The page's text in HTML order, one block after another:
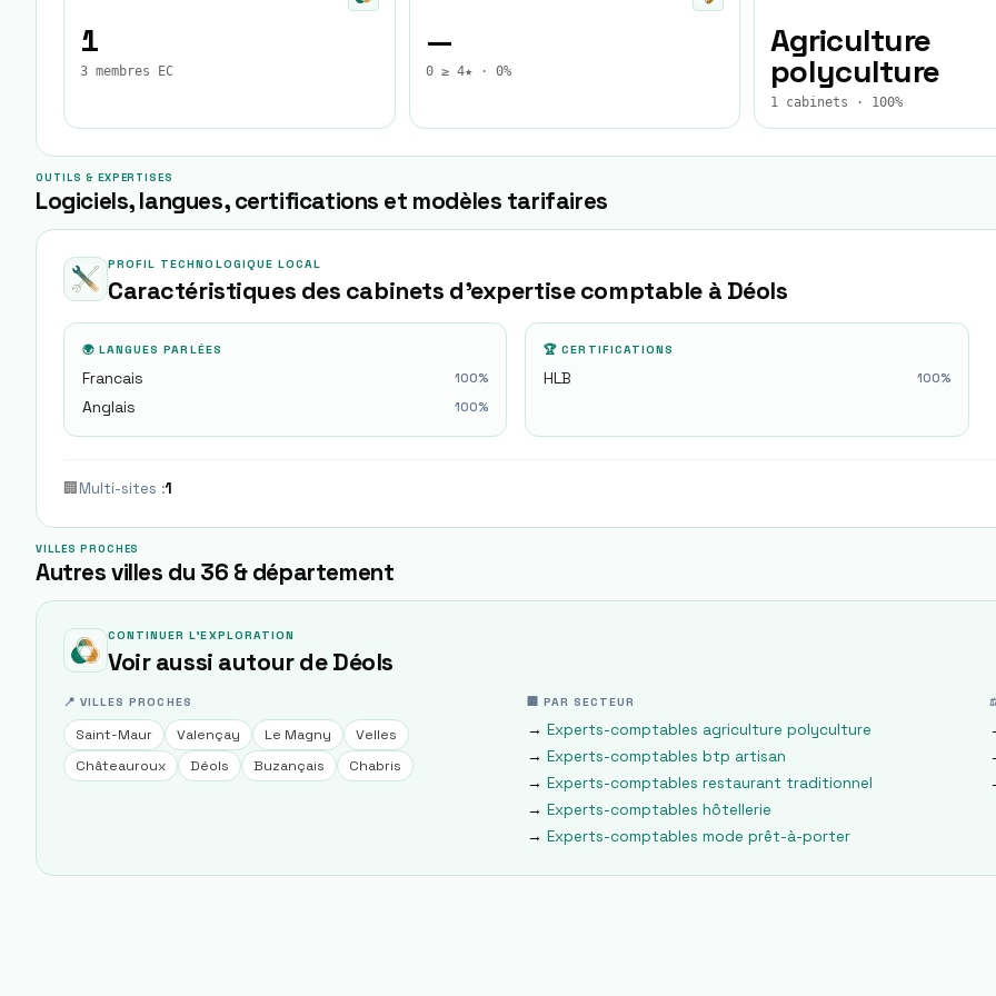
1
3 membres EC
—
0 ≥ 4★ · 0%
Agriculture
polyculture
1 cabinets · 100%
OUTILS & EXPERTISES
Logiciels, langues, certifications et modèles tarifaires
PROFIL TECHNOLOGIQUE LOCAL
Caractéristiques des cabinets d'expertise comptable à Déols
🌍 LANGUES PARLÉES
Francais 100%
Anglais 100%
🏆 CERTIFICATIONS
HLB 100%
🏢 Multi-sites :1
VILLES PROCHES
Autres villes du 36 & département
CONTINUER L'EXPLORATION
Voir aussi autour deDéols
📍 VILLES PROCHES
Saint-Maur Valençay Le Magny
Velles
Châteauroux
Déols Buzançais Chabris
🏢 PAR SECTEUR
→ Experts-comptables agriculture polyculture
→ Experts-comptables btp artisan
→ Experts-comptables restaurant traditionnel
→ Experts-comptables hôtellerie
→ Experts-comptables mode prêt-à-porter